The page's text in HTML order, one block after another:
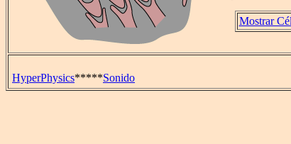
Mostrar
HyperPhysics*****Sonido